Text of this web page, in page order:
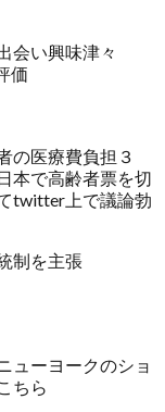
会い興味津々
価
の医療費負担３
本で高齢者票を切
twitter上で議論勃
制を主張
ューヨークのショ
ちら